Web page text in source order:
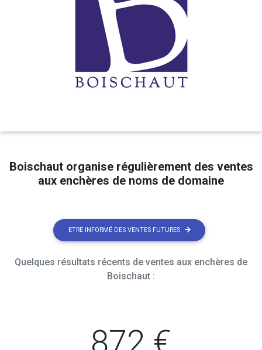
Boischaut organise régulièrement des ventes
aux enchères de noms de domaine
ETRE INFORMÉ DES VENTES FUTURES
Quelques résultats récents de ventes aux enchères de
Boischaut :